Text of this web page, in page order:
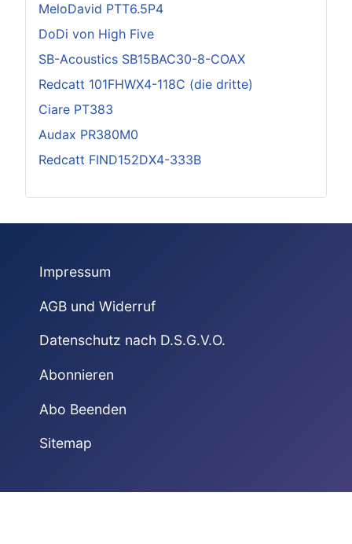
MeloDavid PTT6.5P4
DoDi von High Five
SB-Acoustics SB15BAC30-8-COAX
Redcatt 101FHWX4-118C (die dritte)
Ciare PT383
Audax PR380M0
Redcatt FIND152DX4-333B
Impressum
AGB und Widerruf
Datenschutz nach D.S.G.V.O.
Abonnieren
Abo Beenden
Sitemap